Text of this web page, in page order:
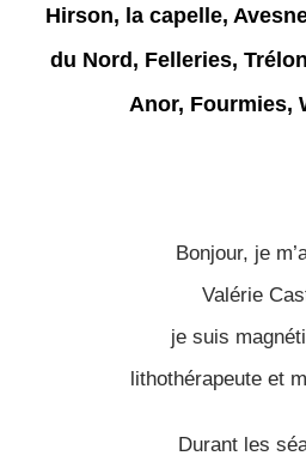
Bonjour, je
Valérie
je suis
lithothérapeute et
Durant les